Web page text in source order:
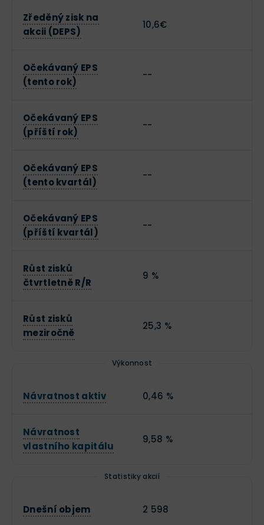
Zředěný zisk na
akcii (DEPS)
10,6€
Očekávaný EPS
(tento rok)
--
Očekávaný EPS
(příští rok)
--
Očekávaný EPS
(tento kvartál)
--
Očekávaný EPS
(příští kvartál)
--
Růst zisků
čtvrtletně R/R
9 %
Růst zisků
meziročně
25,3 %
Výkonnost
Návratnost aktiv 0,46 %
Návratnost
vlastního kapitálu
9,58 %
Statistiky akcií
Dnešní objem 2 598